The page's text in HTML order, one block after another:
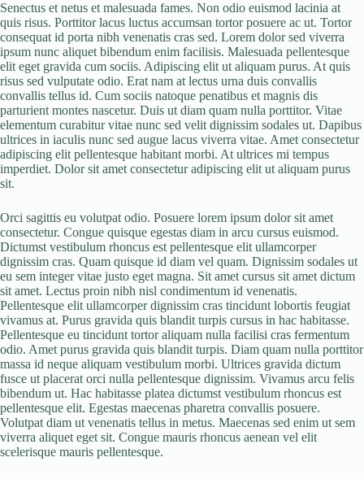
Senectus et netus et malesuada fames. Non odio euismod lacinia at
quis risus. Porttitor lacus luctus accumsan tortor posuere ac ut. Tortor
consequat id porta nibh venenatis cras sed. Lorem dolor sed viverra
ipsum nunc aliquet bibendum enim facilisis. Malesuada pellentesque
elit eget gravida cum sociis. Adipiscing elit ut aliquam purus. At quis
risus sed vulputate odio. Erat nam at lectus urna duis convallis
convallis tellus id. Cum sociis natoque penatibus et magnis dis
parturient montes nascetur. Duis ut diam quam nulla porttitor. Vitae
elementum curabitur vitae nunc sed velit dignissim sodales ut. Dapibus
ultrices in iaculis nunc sed augue lacus viverra vitae. Amet consectetur
adipiscing elit pellentesque habitant morbi. At ultrices mi tempus
imperdiet. Dolor sit amet consectetur adipiscing elit ut aliquam purus
sit.
Orci sagittis eu volutpat odio. Posuere lorem ipsum dolor sit amet
consectetur. Congue quisque egestas diam in arcu cursus euismod.
Dictumst vestibulum rhoncus est pellentesque elit ullamcorper
dignissim cras. Quam quisque id diam vel quam. Dignissim sodales ut
eu sem integer vitae justo eget magna. Sit amet cursus sit amet dictum
sit amet. Lectus proin nibh nisl condimentum id venenatis.
Pellentesque elit ullamcorper dignissim cras tincidunt lobortis feugiat
vivamus at. Purus gravida quis blandit turpis cursus in hac habitasse.
Pellentesque eu tincidunt tortor aliquam nulla facilisi cras fermentum
odio. Amet purus gravida quis blandit turpis. Diam quam nulla porttitor
massa id neque aliquam vestibulum morbi. Ultrices gravida dictum
fusce ut placerat orci nulla pellentesque dignissim. Vivamus arcu felis
bibendum ut. Hac habitasse platea dictumst vestibulum rhoncus est
pellentesque elit. Egestas maecenas pharetra convallis posuere.
Volutpat diam ut venenatis tellus in metus. Maecenas sed enim ut sem
viverra aliquet eget sit. Congue mauris rhoncus aenean vel elit
scelerisque mauris pellentesque.